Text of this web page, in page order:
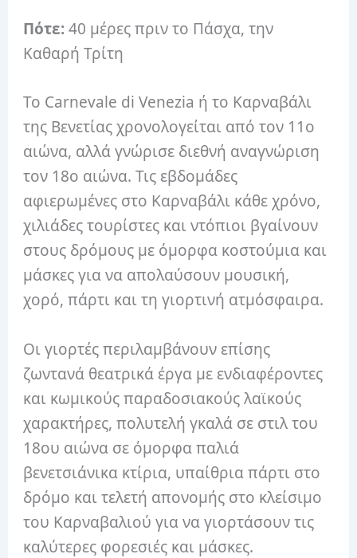
Πότε:40 μέρες πριν το Πάσχα, την
Καθαρή Τρίτη
Το Carnevale di Venezia ή το Καρναβάλι
της Βενετίας χρονολογείται από τον 11ο
αιώνα, αλλά γνώρισε διεθνή αναγνώριση
τον 18ο αιώνα.Τις εβδομάδες
αφιερωμένες στο Καρναβάλι κάθε χρόνο,
χιλιάδες τουρίστες και ντόπιοι βγαίνουν
στους δρόμους με όμορφα κοστούμια και
μάσκες για να απολαύσουν μουσική,
χορό, πάρτι και τη γιορτινή ατμόσφαιρα.
Οι γιορτές περιλαμβάνουν επίσης
ζωντανά θεατρικά έργα με ενδιαφέροντες
και κωμικούς παραδοσιακούς λαϊκούς
χαρακτήρες, πολυτελή γκαλά σε στιλ του
18ου αιώνα σε όμορφα παλιά
βενετσιάνικα κτίρια, υπαίθρια πάρτι στο
δρόμο και τελετή απονομής στο κλείσιμο
του Καρναβαλιού για να γιορτάσουν τις
καλύτερες φορεσιές και μάσκες.